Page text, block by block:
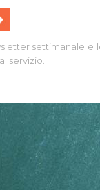
settimanale e
servizio.